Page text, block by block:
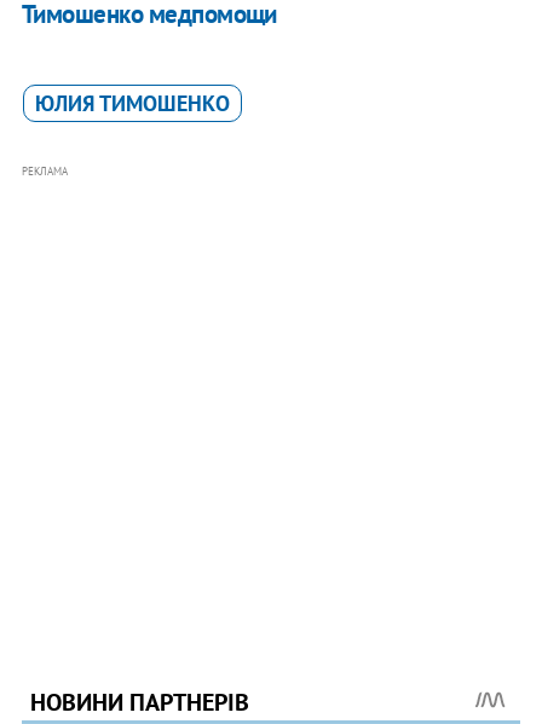
Тимошенко медпомощи
ЮЛИЯ ТИМОШЕНКО
РЕКЛАМА